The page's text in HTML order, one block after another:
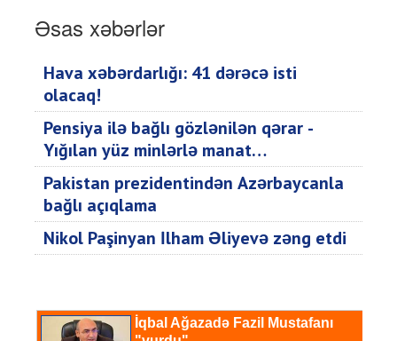
Əsas xəbərlər
Hava xəbərdarlığı: 41 dərəcə isti
olacaq!
Pensiya ilə bağlı gözlənilən qərar -
Yığılan yüz minlərlə manat…
Pakistan prezidentindən Azərbaycanla
bağlı açıqlama
Nikol Paşinyan İlham Əliyevə zəng etdi